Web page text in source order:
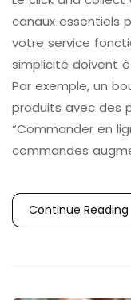
canaux essentiels
votre service
simplicité doivent
Par exemple, un
produits avec des
“Commander en
commandes
Continue Reading